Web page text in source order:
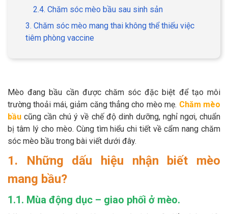
Dịch vụ cắt tỉa lông chó
mèo
Dịch vụ huấn luyện chó
TIN TỨC
Thông tin về khách sạn,
spa cho thú cưng
Thông tin về chó
Thông tin về mèo
2.4. Chăm sóc mèo bầu sau sinh sản
3. Chăm sóc mèo mang thai không thể thiếu việc
tiêm phòng vaccine
Mèo đang bầu cần được chăm sóc đặc biệt để tạo môi
trường thoải mái, giảm căng thẳng cho mèo mẹ. Chăm mèo
bầu cũng cần chú ý về chế độ dinh dưỡng, nghỉ ngơi, chuẩn
bị tâm lý cho mèo. Cùng tìm hiểu chi tiết về cẩm nang chăm
sóc mèo bầu trong bài viết dưới đây.
1. Những dấu hiệu nhận biết mèo
mang bầu?
1.1. Mùa động dục – giao phối ở mèo.